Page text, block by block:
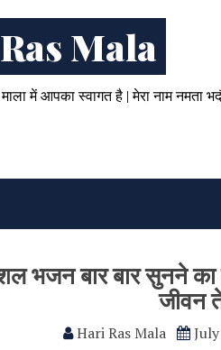
Mala
माला में आपका स्वागत है | मेरा नाम
भजन बार बार सुनने
जीवन
Hari Ras Mala